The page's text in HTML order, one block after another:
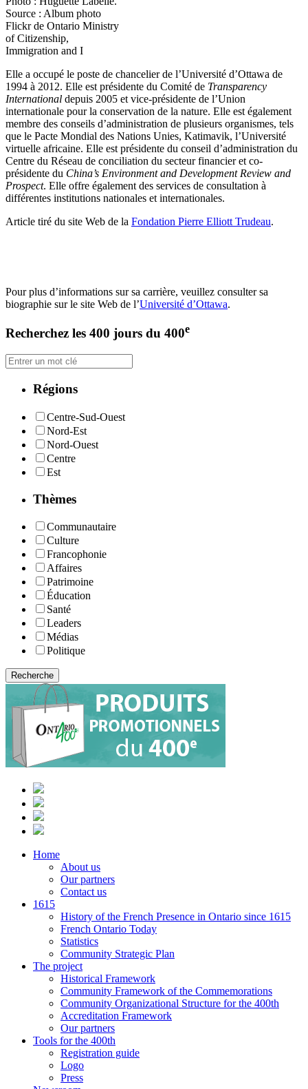
Source : Album photo
Flickr de Ontario Ministry
of Citizenship,
Immigration and I
Elle a occupé le poste de chancelier de l’Université d’Ottawa de
1994 à 2012. Elle est présidente du Comité de Transparency
International depuis 2005 et vice-présidente de l’Union
internationale pour la conservation de la nature. Elle est également
membre des conseils d’administration de plusieurs organismes, tels
que le Pacte Mondial des Nations Unies, Katimavik, l’Université
virtuelle africaine. Elle est présidente du conseil d’administration du
Centre du Réseau de conciliation du secteur financier et co-
présidente du China’s Environment and Development Review and
Prospect. Elle offre également des services de consultation à
différentes institutions nationales et internationales.
Article tiré du site Web de la Fondation Pierre Elliott Trudeau.
Pour plus d’informations sur sa carrière, veuillez consulter sa
biographie sur le site Web de l’Université d’Ottawa.
Recherchez les 400 jours du 400e
Régions
Centre-Sud-Ouest
Nord-Est
Nord-Ouest
Centre
Est
Thèmes
Communautaire
Culture
Francophonie
Affaires
Patrimoine
Éducation
Santé
Leaders
Médias
Politique
Home
About us
Our partners
Contact us
1615
History of the French Presence in Ontario since 1615
French Ontario Today
Statistics
Community Strategic Plan
The project
Historical Framework
Community Framework of the Commemorations
Community Organizational Structure for the 400th
Accreditation Framework
Our partners
Tools for the 400th
Registration guide
Logo
Press